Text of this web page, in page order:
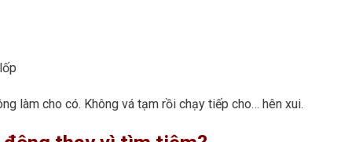
làm cho có. Không vá tạm rồi chạy tiếp cho… hên xui.